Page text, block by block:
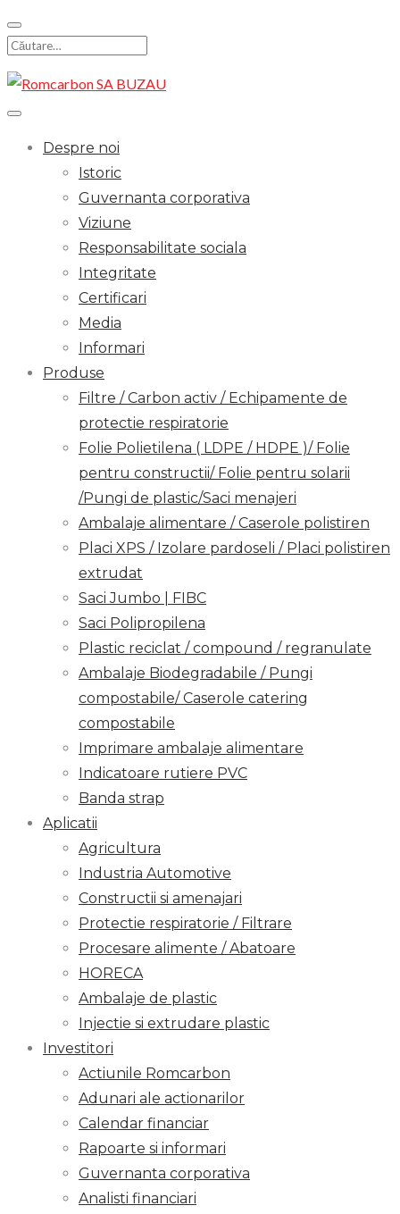
Skip
to
content
Search
for:
Despre noi
Istoric
Guvernanta corporativa
Viziune
Responsabilitate sociala
Integritate
Certificari
Media
Informari
Produse
Filtre / Carbon activ / Echipamente de
protectie respiratorie
Folie Polietilena ( LDPE / HDPE )/ Folie
pentru constructii/ Folie pentru solarii
/Pungi de plastic/Saci menajeri
Ambalaje alimentare / Caserole polistiren
Placi XPS / Izolare pardoseli / Placi polistiren
extrudat
Saci Jumbo | FIBC
Saci Polipropilena
Plastic reciclat / compound / regranulate
Ambalaje Biodegradabile / Pungi
compostabile/ Caserole catering
compostabile
Imprimare ambalaje alimentare
Indicatoare rutiere PVC
Banda strap
Aplicatii
Agricultura
Industria Automotive
Constructii si amenajari
Protectie respiratorie / Filtrare
Procesare alimente / Abatoare
HORECA
Ambalaje de plastic
Injectie si extrudare plastic
Investitori
Actiunile Romcarbon
Adunari ale actionarilor
Calendar financiar
Rapoarte si informari
Guvernanta corporativa
Analisti financiari